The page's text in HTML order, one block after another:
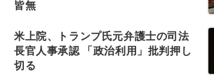
皆無
米上院、トランプ氏元弁護士の司法
長官人事承認 「政治利用」批判押し
切る